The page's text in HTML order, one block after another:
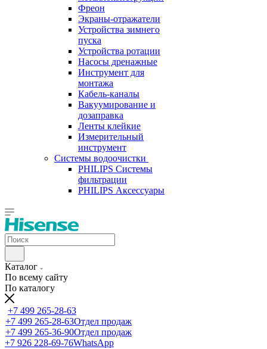
Фреон
Экраны-отражатели
Устройства зимнего
пуска
Устройства ротации
Насосы дренажные
Инструмент для
монтажа
Кабель-каналы
Вакуумирование и
дозаправка
Ленты клейкие
Измерительный
инструмент
Системы водоочистки
PHILIPS Системы
фильтрации
PHILIPS Аксессуары
Каталог
По всему сайту
По каталогу
+7 499 265-28-63
+7 499 265-28-63Отдел продаж
+7 499 265-36-90Отдел продаж
+7 926 228-69-76WhatsApp